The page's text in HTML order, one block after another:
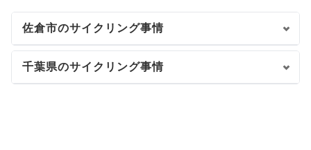
佐倉市のサイクリング事情
千葉県のサイクリング事情